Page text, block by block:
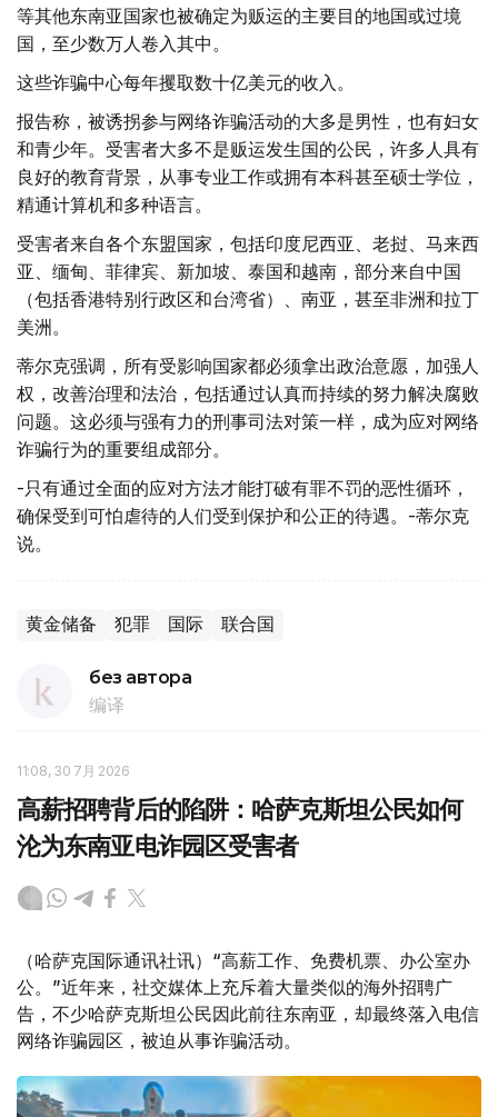
等其他东南亚国家也被确定为贩运的主要目的地国或过境
国，至少数万人卷入其中。
这些诈骗中心每年攫取数十亿美元的收入。
报告称，被诱拐参与网络诈骗活动的大多是男性，也有妇女
和青少年。受害者大多不是贩运发生国的公民，许多人具有
良好的教育背景，从事专业工作或拥有本科甚至硕士学位，
精通计算机和多种语言。
受害者来自各个东盟国家，包括印度尼西亚、老挝、马来西
亚、缅甸、菲律宾、新加坡、泰国和越南，部分来自中国
（包括香港特别行政区和台湾省）、南亚，甚至非洲和拉丁
美洲。
蒂尔克强调，所有受影响国家都必须拿出政治意愿，加强人
权，改善治理和法治，包括通过认真而持续的努力解决腐败
问题。这必须与强有力的刑事司法对策一样，成为应对网络
诈骗行为的重要组成部分。
-只有通过全面的应对方法才能打破有罪不罚的恶性循环，
确保受到可怕虐待的人们受到保护和公正的待遇。-蒂尔克
说。
黄金储备 犯罪 国际 联合国
без автора
编译
11:08, 30 7月 2026
高薪招聘背后的陷阱：哈萨克斯坦公民如何
沦为东南亚电诈园区受害者
（哈萨克国际通讯社讯）“高薪工作、免费机票、办公室办
公。”近年来，社交媒体上充斥着大量类似的海外招聘广
告，不少哈萨克斯坦公民因此前往东南亚，却最终落入电信
网络诈骗园区，被迫从事诈骗活动。